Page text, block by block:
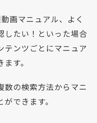
画マニュアル、よく
したい！といった場合
テンツごとにマニュア
す。
数の検索方法からマニ
できます。